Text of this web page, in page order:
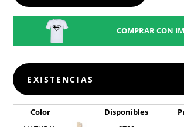
COMPRAR CON
EXISTENCIAS
Color Disponibles